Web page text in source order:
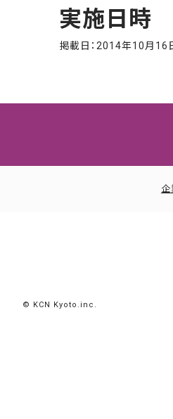
実施日時
掲載日： 2014年10月16
企
© KCN Kyoto.inc.